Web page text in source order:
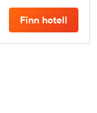
Finn hotell